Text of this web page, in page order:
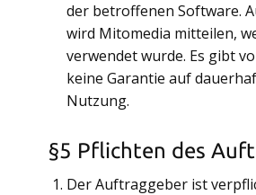
der betroffenen Software.
wird Mitomedia mitteilen,
verwendet wurde. Es gibt
keine Garantie auf
Nutzung.
§5 Pflichten des
Der Auftraggeber ist